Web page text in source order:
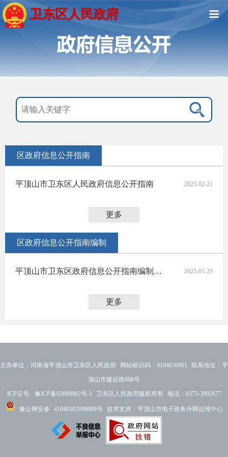
卫东区人民政府
区政府信息公开指南
平顶山市卫东区人民政府信息公开指南 2025-02-21
更多
区政府信息公开指南编制
平顶山市卫东区政府信息公开指南编制规范 2025-01-23
更多
主办单位：河南省平顶山市卫东区人民政府 网站标识码：4104030001 联系地址：平
顶山市建设路888号
ICP证号:
豫ICP备05009902号-1 卫东区人民政府版权所有 电话：0375-3992677
豫公网安备 41040302000008号 技术支持：平顶山市电子政务外网运维中心